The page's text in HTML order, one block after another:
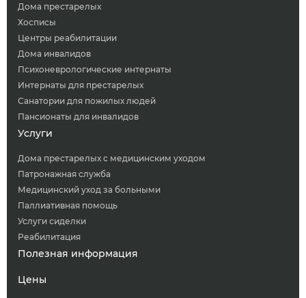
Дома престарелых
Хосписы
Центры реабилитации
Дома инвалидов
Психоневрологические интернаты
Интернаты для престарелых
Санатории для пожилых людей
Пансионаты для инвалидов
Услуги
Дома престарелых с медицинским уходом
Патронажная служба
Медицинский уход за больными
Паллиативная помощь
Услуги сиделки
Реабилитация
Полезная информация
Цены